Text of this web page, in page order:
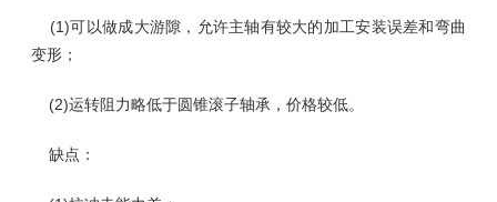
(1)可以做成大游隙，允许主轴有较大的加工安装误差和弯曲
变形；
(2)运转阻力略低于圆锥滚子轴承，价格较低。
缺点：